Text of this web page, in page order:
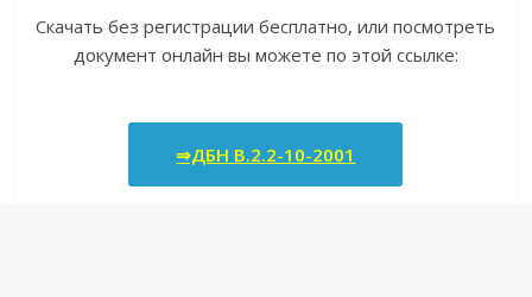
Скачать без регистрации бесплатно, или посмотреть
документ онлайн вы можете по этой ссылке:
⇒ДБН В.2.2-10-2001